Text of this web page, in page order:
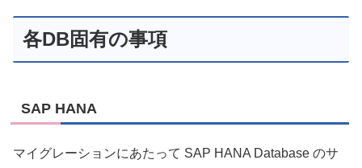
各DB固有の事項
SAP HANA
マイグレーションにあたって SAP HANA Database のサ